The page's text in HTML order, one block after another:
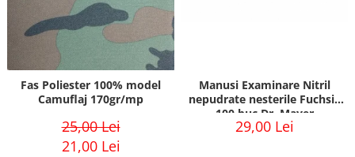
Fas Poliester 100% model
Camuflaj 170gr/mp
25,00 Lei
21,00 Lei
Manusi Examinare Nitril
nepudrate nesterile Fuchsia
100 buc Dr. Mayer
29,00 Lei